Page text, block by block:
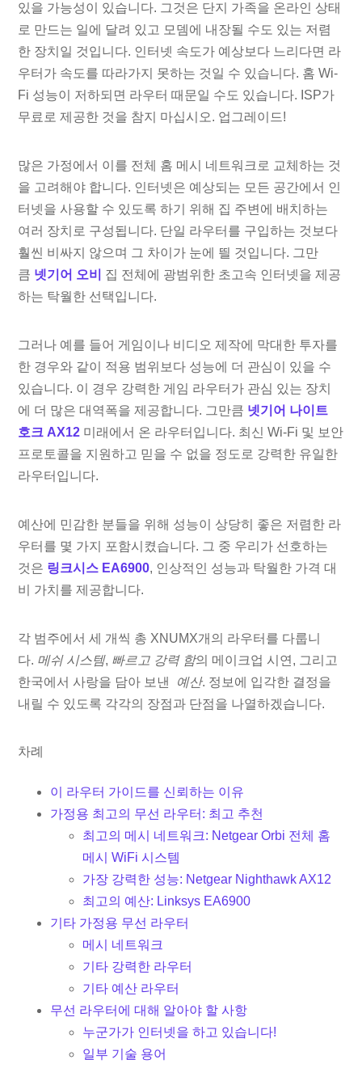
있을 가능성이 있습니다. 그것은 단지 가족을 온라인 상태
로 만드는 일에 달려 있고 모뎀에 내장될 수도 있는 저렴
한 장치일 것입니다. 인터넷 속도가 예상보다 느리다면 라
우터가 속도를 따라가지 못하는 것일 수 있습니다. 홈 Wi-
Fi 성능이 저하되면 라우터 때문일 수도 있습니다. ISP가
무료로 제공한 것을 참지 마십시오. 업그레이드!
많은 가정에서 이를 전체 홈 메시 네트워크로 교체하는 것
을 고려해야 합니다. 인터넷은 예상되는 모든 공간에서 인
터넷을 사용할 수 있도록 하기 위해 집 주변에 배치하는
여러 장치로 구성됩니다. 단일 라우터를 구입하는 것보다
훨씬 비싸지 않으며 그 차이가 눈에 띌 것입니다. 그만
큼 넷기어 오비
집 전체에 광범위한 초고속 인터넷을 제공
하는 탁월한 선택입니다.
그러나 예를 들어 게임이나 비디오 제작에 막대한 투자를
한 경우와 같이 적용 범위보다 성능에 더 관심이 있을 수
있습니다. 이 경우 강력한 게임 라우터가 관심 있는 장치
에 더 많은 대역폭을 제공합니다. 그만큼 넷기어 나이트
호크 AX12 미래에서 온 라우터입니다. 최신 Wi-Fi 및 보안
프로토콜을 지원하고 믿을 수 없을 정도로 강력한 유일한
라우터입니다.
예산에 민감한 분들을 위해 성능이 상당히 좋은 저렴한 라
우터를 몇 가지 포함시켰습니다. 그 중 우리가 선호하는
것은 링크시스 EA6900, 인상적인 성능과 탁월한 가격 대
비 가치를 제공합니다.
각 범주에서 세 개씩 총 XNUMX개의 라우터를 다룹니
다. 메쉬 시스템, 빠르고 강력 함의 메이크업 시연, 그리고
한국에서 사랑을 담아 보낸 예산. 정보에 입각한 결정을
내릴 수 있도록 각각의 장점과 단점을 나열하겠습니다.
차례
이 라우터 가이드를 신뢰하는 이유
가정용 최고의 무선 라우터: 최고 추천
최고의 메시 네트워크: Netgear Orbi 전체 홈
메시 WiFi 시스템
가장 강력한 성능: Netgear Nighthawk AX12
최고의 예산: Linksys EA6900
기타 가정용 무선 라우터
메시 네트워크
기타 강력한 라우터
기타 예산 라우터
무선 라우터에 대해 알아야 할 사항
누군가가 인터넷을 하고 있습니다!
일부 기술 용어